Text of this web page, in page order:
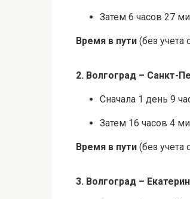
Затем 6 часов 27
Время в пути (без
2. Волгоград – Санкт-
Сначала 1 день 9
Затем 16 часов 4
Время в пути (без учета
3. Волгоград –